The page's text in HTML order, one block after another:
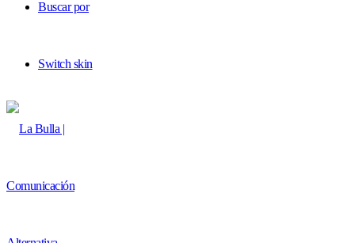
Buscar por
Switch skin